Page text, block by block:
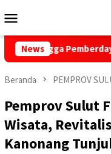
ke
Mobile
News
Pemberdayaan Ekonomi
Beranda PEMPROV
Pemprov Sulut
Wisata,
Kanonang